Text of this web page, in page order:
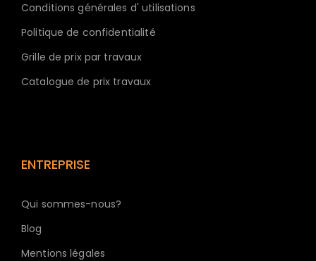
Conditions générales d' utilisations
Politique de confidentialité
Grille de prix par travaux
Catalogue de prix travaux
ENTREPRISE
Qui sommes-nous?
Blog
Mentions légales